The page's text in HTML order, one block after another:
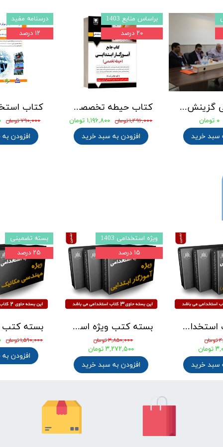
۷۹۰,۰۰۰ تومان
افزودن
درسنامه مفید
۱۲ درصد
کتاب حیطه تخصصی آزمون استخدامی آموزگار ابتدایی انتشارات آرسا
۱,۴۹۶,۰۰۰ تومان ۱,۱۹۶,۸۰۰ تومان
افزودن به سبد خرید
براساس منابع 1403
۲۰ درصد
جزوه طلایی گزینش استخدامی
۰ تومان
سبد خرید
۱,۵۹۰,۰۰۰ تومان
افزودن
بسته تضمینی
۲۵ درصد
بسته کتب ویژه استخدامی آموزگار ابتدایی مدرسان شریف 1405
۳,۸۵۰,۰۰۰ تومان
۳,۲۷۲,۵۰۰ تومان
افزودن به سبد خرید
ویژه استخدامی 1403
۱۵ درصد
بسته کتب استخدامی دبیری هنر ( دبیر فرهنگ و هنر ) آزمون آموزش و پرورش 1405
سبد خرید